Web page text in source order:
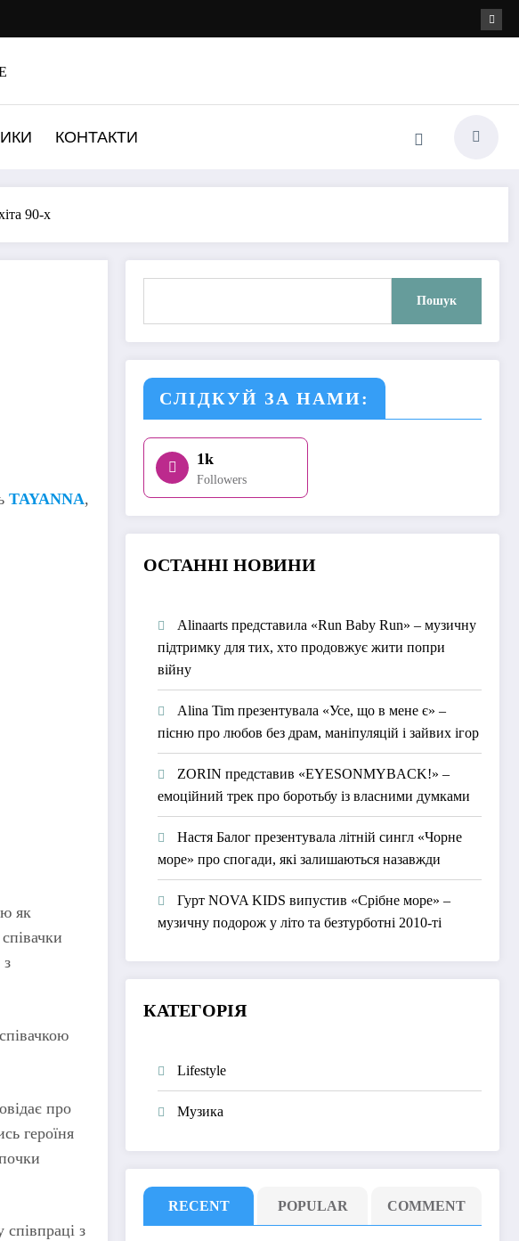
КОНТАКТИ
90-х
TAYANNA,
як
з
про
героїня
з
Пошук
СЛІДКУЙ ЗА НАМИ:
1k
Followers
ОСТАННІ НОВИНИ
Alinaarts представила «Run Baby Run» – музичну
підтримку для тих, хто продовжує жити попри
війну
Alina Tim презентувала «Усе, що в мене є» –
пісню про любов без драм, маніпуляцій і зайвих ігор
ZORIN представив «EYESONMYBACK!» –
емоційний трек про боротьбу із власними думками
Настя Балог презентувала літній сингл «Чорне
море» про спогади, які залишаються назавжди
Гурт NOVA KIDS випустив «Срібне море» –
музичну подорож у літо та безтурботні 2010-ті
КАТЕГОРІЯ
Lifestyle
Музика
RECENT POPULAR COMMENT